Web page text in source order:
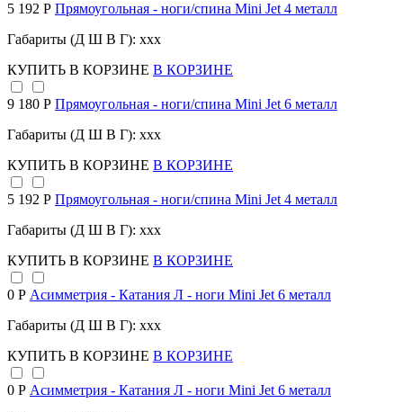
5 192 Р Прямоугольная - ноги/спина Mini Jet 4 металл
Габариты (Д Ш В Г): xxx
КУПИТЬ В КОРЗИНЕ В КОРЗИНЕ
9 180 Р Прямоугольная - ноги/спина Mini Jet 6 металл
Габариты (Д Ш В Г): xxx
КУПИТЬ В КОРЗИНЕ В КОРЗИНЕ
5 192 Р Прямоугольная - ноги/спина Mini Jet 4 металл
Габариты (Д Ш В Г): xxx
КУПИТЬ В КОРЗИНЕ В КОРЗИНЕ
0 Р Асимметрия - Катания Л - ноги Mini Jet 6 металл
Габариты (Д Ш В Г): xxx
КУПИТЬ В КОРЗИНЕ В КОРЗИНЕ
0 Р Асимметрия - Катания Л - ноги Mini Jet 6 металл